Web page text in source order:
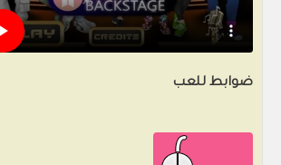
ضوابط للعب